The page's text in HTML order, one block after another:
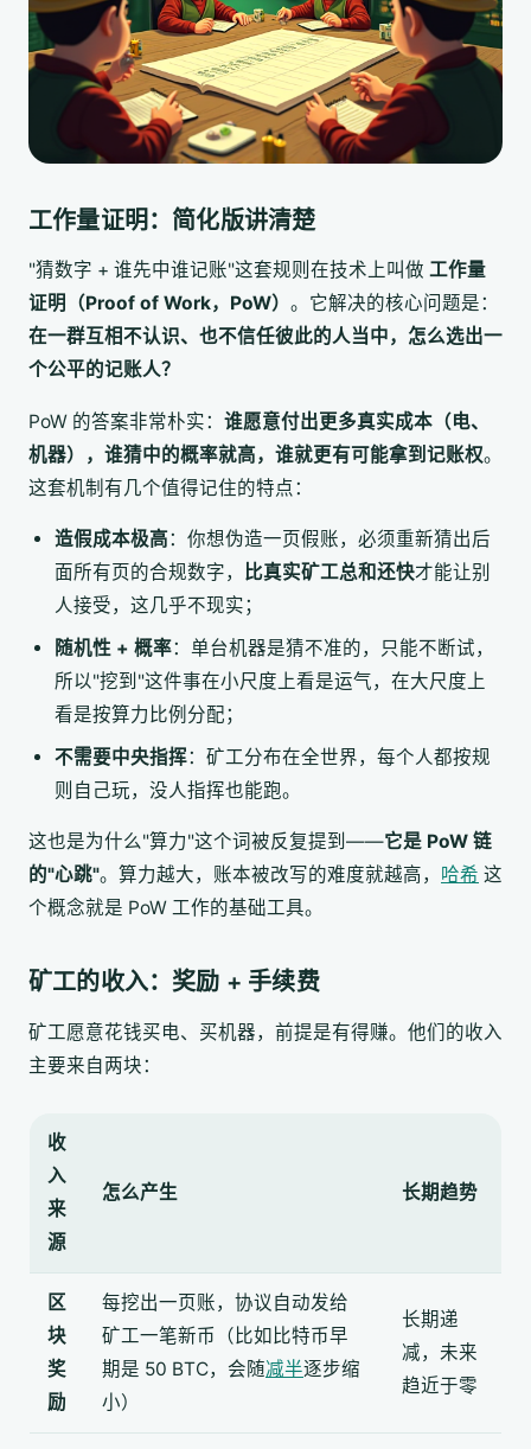
工作量证明：简化版讲清楚
"猜数字 + 谁先中谁记账"这套规则在技术上叫做 工作量
证明（Proof of Work，PoW） 。它解决的核心问题是：
在一群互相不认识、也不信任彼此的人当中，怎么选出一
个公平的记账人？
PoW 的答案非常朴实： 谁愿意付出更多真实成本（电、
机器），谁猜中的概率就高，谁就更有可能拿到记账权。
这套机制有几个值得记住的特点：
造假成本极高：你想伪造一页假账，必须重新猜出后
面所有页的合规数字， 比真实矿工总和还快才能让别
人接受，这几乎不现实；
随机性 + 概率：单台机器是猜不准的，只能不断试，
所以"挖到"这件事在小尺度上看是运气，在大尺度上
看是按算力比例分配；
不需要中央指挥：矿工分布在全世界，每个人都按规
则自己玩，没人指挥也能跑。
这也是为什么"算力"这个词被反复提到——它是 PoW 链
的"心跳"。算力越大，账本被改写的难度就越高， 哈希 这
个概念就是 PoW 工作的基础工具。
矿工的收入：奖励 + 手续费
矿工愿意花钱买电、买机器，前提是有得赚。他们的收入
主要来自两块：
收
入
来
源
怎么产生 长期趋势
区
块
奖
励
每挖出一页账，协议自动发给
矿工一笔新币（比如比特币早
期是 50 BTC，会随减半逐步缩
小）
长期递
减，未来
趋近于零